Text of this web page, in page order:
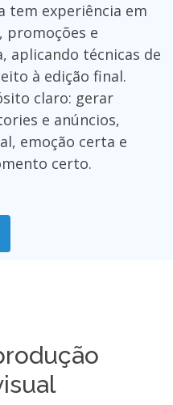
tem experiência em
promoções e
aplicando técnicas de
à edição final.
claro: gerar
e anúncios,
emoção certa e
certo.